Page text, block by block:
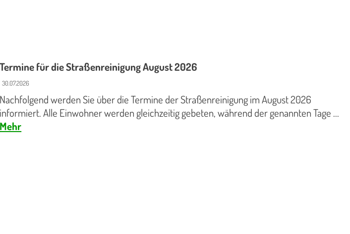
Termine für die Straßenreinigung August 2026
30.07.2026
Nachfolgend werden Sie über die Termine der Straßenreinigung im August 2026
informiert. Alle Einwohner werden gleichzeitig gebeten, während der genannten Tage ...
Mehr